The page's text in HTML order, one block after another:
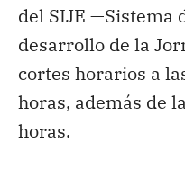
del SIJE —Sistema
desarrollo de la
cortes horarios a
horas, además de
horas.